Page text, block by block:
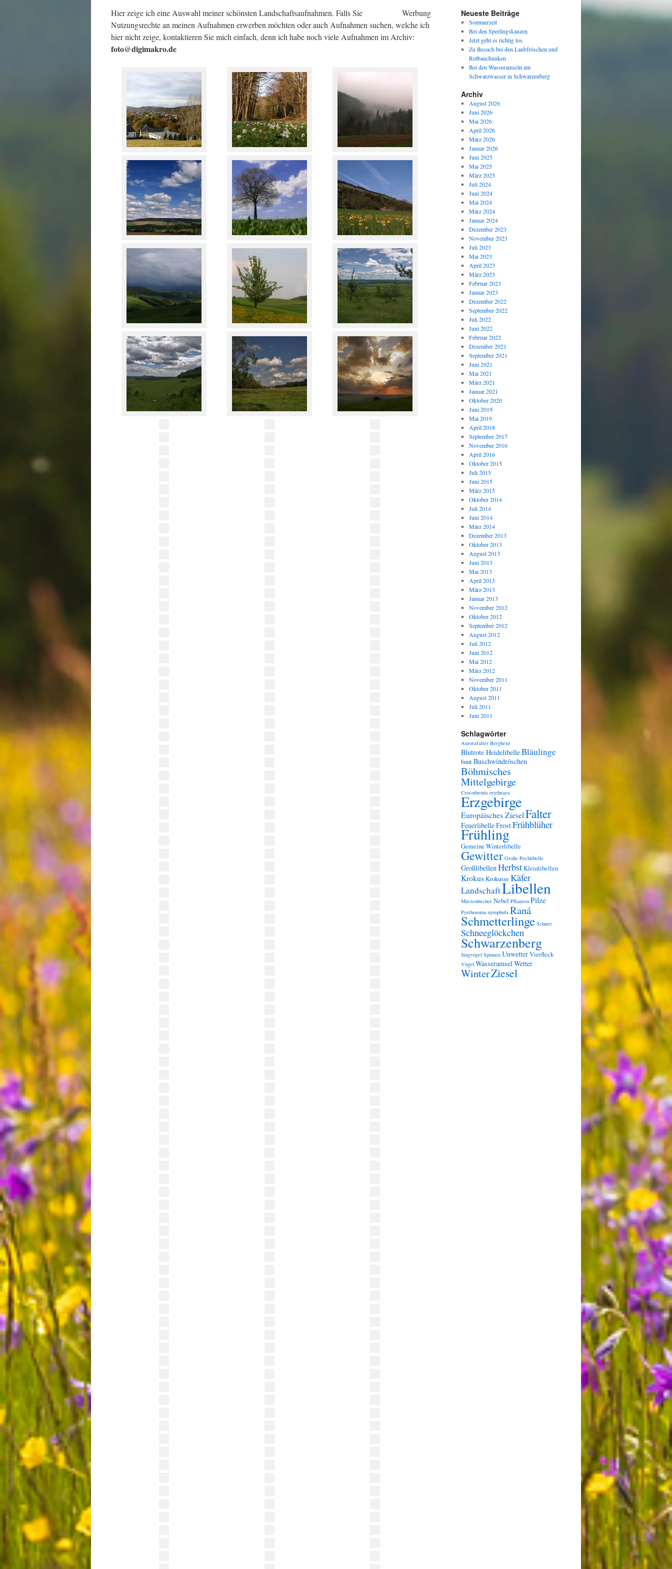
Werbung
Hier zeige ich eine Auswahl meiner schönsten Landschaftsaufnahmen. Falls Sie
Nutzungsrechte an meinen Aufnahmen erwerben möchten oder auch Aufnahmen suchen, welche ich
hier nicht zeige, kontaktieren Sie mich einfach, denn ich habe noch viele Aufnahmen im Archiv:
foto@digimakro.de
Neueste Beiträge
Sommerzeit
Bei den Sperlingskauzen
Jetzt geht es richtig los
Zu Besuch bei den Laubfröschen und
Rotbauchunken
Bei den Wasseramseln am
Schwarzwasser in Schwarzenberg
Archiv
August 2026
Juni 2026
Mai 2026
April 2026
März 2026
Januar 2026
Juni 2025
Mai 2025
März 2025
Juli 2024
Juni 2024
Mai 2024
März 2024
Januar 2024
Dezember 2023
November 2023
Juli 2023
Mai 2023
April 2023
März 2023
Februar 2023
Januar 2023
Dezember 2022
September 2022
Juli 2022
Juni 2022
Februar 2022
Dezember 2021
September 2021
Juni 2021
Mai 2021
März 2021
Januar 2021
Oktober 2020
Juni 2019
Mai 2019
April 2018
September 2017
November 2016
April 2016
Oktober 2015
Juli 2015
Juni 2015
März 2015
Oktober 2014
Juli 2014
Juni 2014
März 2014
Dezember 2013
Oktober 2013
August 2013
Juni 2013
Mai 2013
April 2013
März 2013
Januar 2013
November 2012
Oktober 2012
September 2012
August 2012
Juli 2012
Juni 2012
Mai 2012
März 2012
November 2011
Oktober 2011
August 2011
Juli 2011
Juni 2011
Schlagwörter
Aurorafalter Berghexe
Blutrote HeidelibelleBläulinge
buntBuschwindröschen
Böhmisches
Mittelgebirge
Crocothemis erythraea
Erzgebirge
Europäisches ZieselFalter
FeuerlibelleFrostFrühblüher
Frühling
Gemeine Winterlibelle
Gewitter Große Pechlibelle
GroßlibellenHerbstKleinlibellen
KrokusKrokusse Käfer
LandschaftLibellen
Märzenbecher Nebel Pflanzen Pilze
Pyrrhosoma nymphula Raná
Schmetterlinge Schnee
Schneeglöckchen
Schwarzenberg
Singvögel Spinnen UnwetterVierfleck
Vögel WasseramselWetter
WinterZiesel